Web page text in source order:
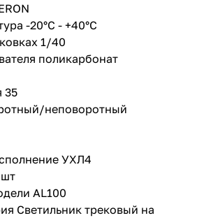
-20°C - +40°C
1/40
поликарбонат
35
неповоротный
УХЛ4
AL100
Светильник трековый на